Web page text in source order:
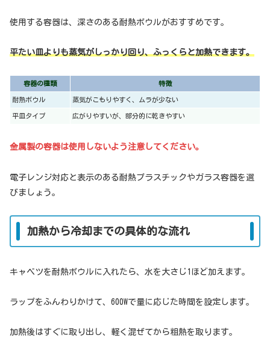
使用する容器は、深さのある耐熱ボウルがおすすめです。
平たい皿よりも蒸気がしっかり回り、ふっくらと加熱できます。
容器の種類 特徴
耐熱ボウル 蒸気がこもりやすく、ムラが少ない
平皿タイプ 広がりやすいが、部分的に乾きやすい
金属製の容器は使用しないよう注意してください。
電子レンジ対応と表示のある耐熱プラスチックやガラス容器を選
びましょう。
加熱から冷却までの具体的な流れ
キャベツを耐熱ボウルに入れたら、水を大さじ1ほど加えます。
ラップをふんわりかけて、600Wで量に応じた時間を設定します。
加熱後はすぐに取り出し、軽く混ぜてから粗熱を取ります。